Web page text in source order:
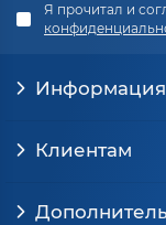
Я прочитал и
Информация
Клиентам